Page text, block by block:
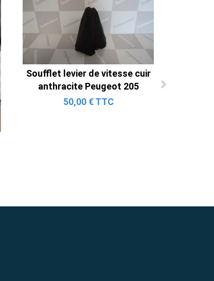
Soufflet levier de vitesse cuir
anthracite Peugeot 205
50,00 € TTC